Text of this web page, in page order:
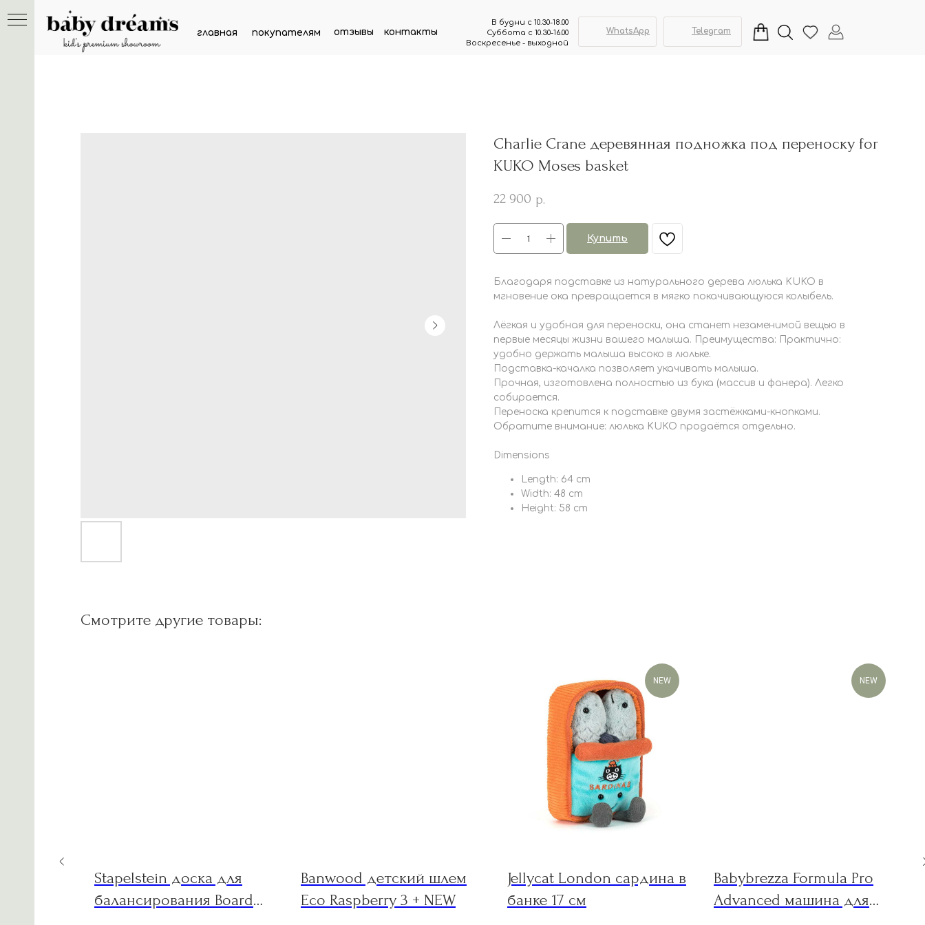
Telegram
контакты
отзывы
покупателям
главная WhatsApp
В будни с 10.30-18.00
Суббота с 10.30-16.00
Воскресенье - выходной
Charlie Crane деревянная подножка под переноску for
KUKO Moses basket
22 900 р.
Купить
Благодаря подставке из натурального дерева люлька KUKO в
мгновение ока превращается в мягко покачивающуюся колыбель.
Лёгкая и удобная для переноски, она станет незаменимой вещью в
первые месяцы жизни вашего малыша. Преимущества: Практично:
удобно держать малыша высоко в люльке.
Подставка-качалка позволяет укачивать малыша.
Прочная, изготовлена полностью из бука (массив и фанера). Легко
собирается.
Переноска крепится к подставке двумя застёжками-кнопками.
Обратите внимание: люлька KUKO продаётся отдельно.
Dimensions
Length: 64 cm
Width: 48 cm
Height: 58 cm
Смотрите другие товары:
Stapelstein доска для
балансирования Board
Banwood детский шлем
Eco Raspberry 3 + NEW
NEW
Jellycat London сардина в
банке 17 см
NEW
Babybrezza Formula Pro
Advanced машина для